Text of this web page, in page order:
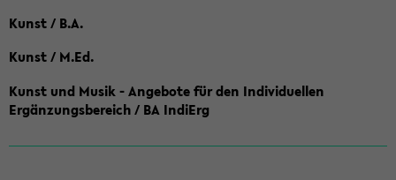
Kunst / B.A.
Kunst / M.Ed.
Kunst und Musik - Angebote für den Individuellen
Ergänzungsbereich / BA IndiErg